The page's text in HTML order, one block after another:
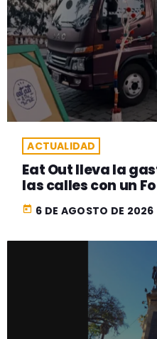
ACTUALIDAD
Eat Out lleva la
las calles con un
today 6 DE AGOSTO DE 2026